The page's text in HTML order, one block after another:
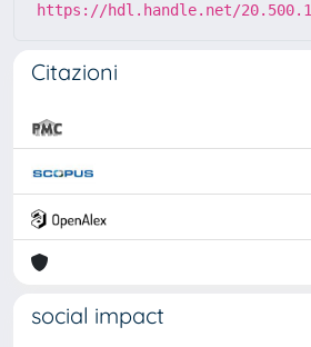
https://hdl.handle.net/
Citazioni
social impact